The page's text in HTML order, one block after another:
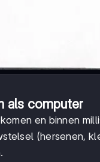
als computer
en binnen
(hersenen,